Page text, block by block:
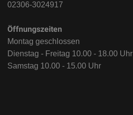
02306-3024917
Öffnungszeiten
Montag geschlossen
Dienstag - Freitag 10.00 - 18.00 Uhr
Samstag 10.00 - 15.00 Uhr